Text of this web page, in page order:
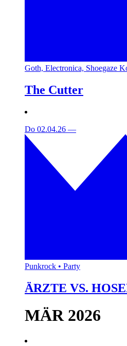
Goth, Electronica, Shoegaze
The Cutter
Do 02.04.26 —
Punkrock • Party
ÄRZTE VS.
MÄR 2026